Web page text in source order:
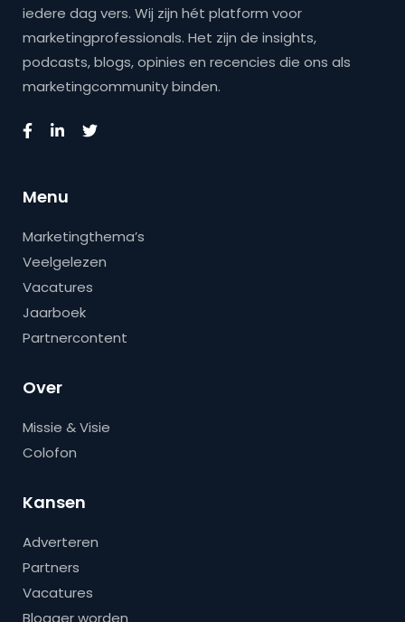
iedere dag vers. Wij zijn hét platform voor
marketingprofessionals. Het zijn de insights,
podcasts, blogs, opinies en recencies die ons als
marketingcommunity binden.
Menu
Marketingthema’s
Veelgelezen
Vacatures
Jaarboek
Partnercontent
Over
Missie & Visie
Colofon
Kansen
Adverteren
Partners
Vacatures
Blogger worden